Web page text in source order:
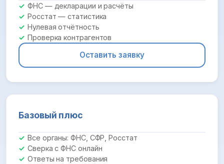
ФНС — декларации и расчёты
Росстат — статистика
Нулевая отчётность
Проверка контрагентов
Оставить заявку
Базовый плюс
Все органы: ФНС, СФР, Росстат
Сверка с ФНС онлайн
Ответы на требования